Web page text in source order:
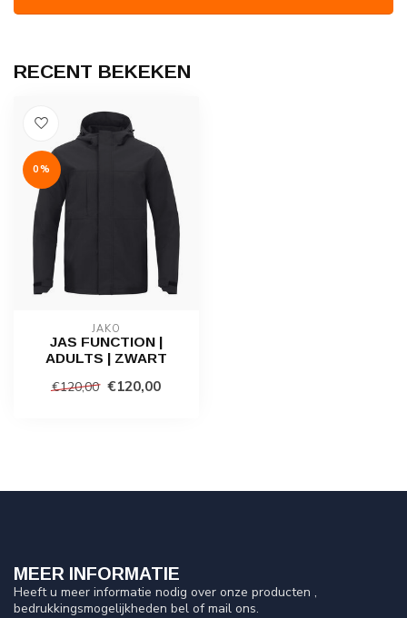
RECENT BEKEKEN
0%
JAKO
JAS FUNCTION |
ADULTS | ZWART
€120,00 €120,00
MEER INFORMATIE
Heeft u meer informatie nodig over onze producten ,
bedrukkingsmogelijkheden bel of mail ons.